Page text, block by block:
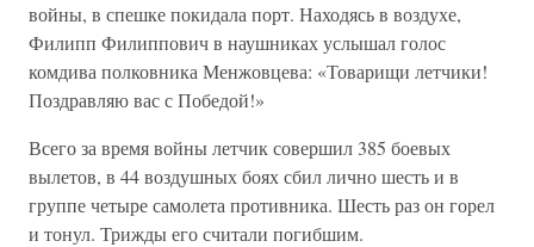
войны, в спешке покидала порт. Находясь в воздухе,
Филипп Филиппович в наушниках услышал голос
комдива полковника Менжовцева: «Товарищи летчики!
Поздравляю вас с Победой!»
Всего за время войны летчик совершил 385 боевых
вылетов, в 44 воздушных боях сбил лично шесть и в
группе четыре самолета противника. Шесть раз он горел
и тонул. Трижды его считали погибшим.